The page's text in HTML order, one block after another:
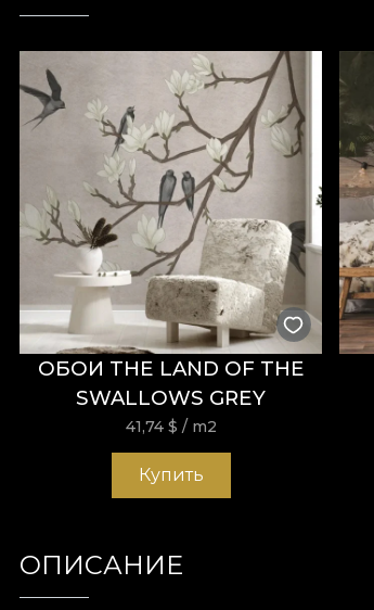
ОБОИ THE LAND OF THE
SWALLOWS GREY
41,74 $ / m2
Купить
ОПИСАНИЕ